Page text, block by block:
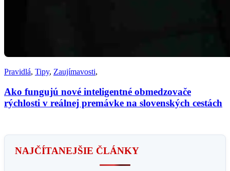
Pravidlá, Tipy, Zaujímavosti,
Ako fungujú nové inteligentné obmedzovače
rýchlosti v reálnej premávke na slovenských cestách
NAJČÍTANEJŠIE ČLÁNKY